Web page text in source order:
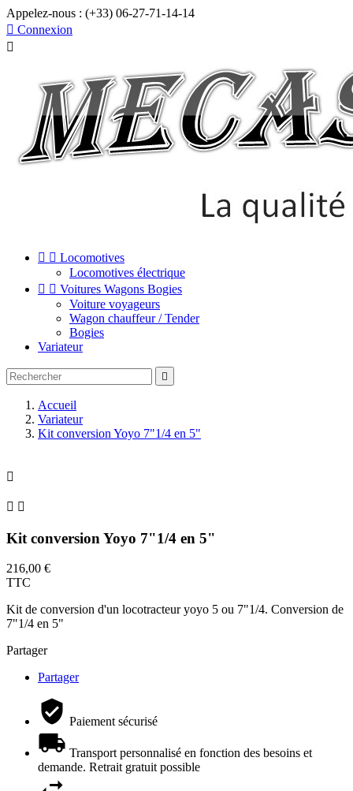
Appelez-nous : (+33) 06-27-71-14-14
 Connexion

  Locomotives
Locomotives électrique
  Voitures Wagons Bogies
Voiture voyageurs
Wagon chauffeur / Tender
Bogies
Variateur

Accueil
Variateur
Kit conversion Yoyo 7"1/4 en 5"

 
Kit conversion Yoyo 7"1/4 en 5"
216,00 €
TTC
Kit de conversion d'un locotracteur yoyo 5 ou 7"1/4. Conversion de
7"1/4 en 5"
Partager
Partager
Paiement sécurisé
Transport personnalisé en fonction des besoins et
demande. Retrait gratuit possible